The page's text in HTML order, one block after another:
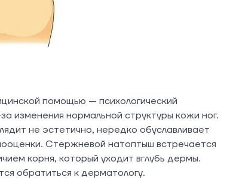
помощью — психологический
изменения нормальной структуры кожи ног.
не эстетично, нередко обуславливает
Стержневой натоптыш встречается
корня, который уходит вглубь дермы.
обратиться к дерматологу.